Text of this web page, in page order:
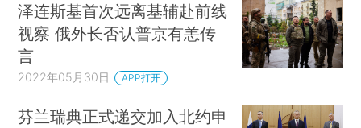
泽连斯基首次远离基辅赴前线
视察 俄外长否认普京有恙传
言
2022年05月30日 APP打开
芬兰瑞典正式递交加入北约申